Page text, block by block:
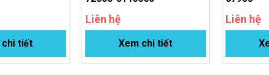
chi tiết
Liên hệ
Xem chi tiết
Liên hệ